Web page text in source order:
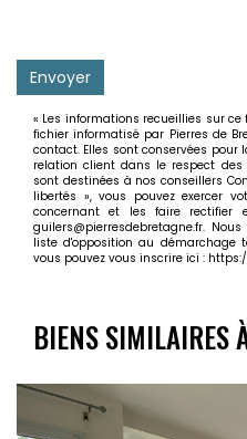
Envoyer
« Les informations recueillies sur
fichier informatisé par Pierres de
contact. Elles sont conservées
relation client dans le respect
sont destinées à nos conseillers
libertés », vous pouvez exercer
concernant et les faire rectifier
guilers@pierresdebretagne.fr.
liste d'opposition au démarchage
vous pouvez vous inscrire ici :
BIENS SIMILAIRES